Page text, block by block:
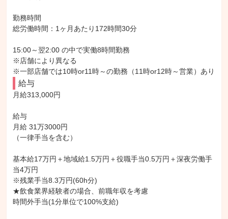
勤務時間
総労働時間：1ヶ月あたり172時間30分
15:00～翌2:00 の中で実働8時間勤務
※店舗により異なる
※一部店舗では10時or11時～の勤務（11時or12時～営業）あり
給与
月給313,000円
給与
月給 31万3000円
（一律手当を含む）
基本給17万円＋地域給1.5万円＋役職手当0.5万円＋深夜労働手
当4万円
※残業手当8.3万円(60h分)
★飲食業界経験者の場合、前職年収を考慮
時間外手当(1分単位で100%支給)